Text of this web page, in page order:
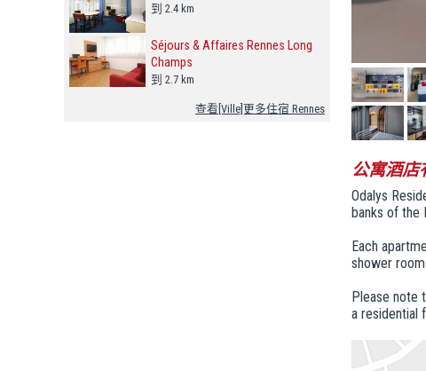
到 2.4 km
Séjours & Affaires Rennes Long
Champs
到 2.7 km
查看[Ville]更多住宿 Rennes
公寓酒店
Odalys
banks of the
Each
shower
Please note
a residential